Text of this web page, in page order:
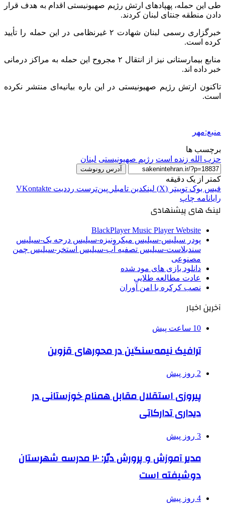
طی این حمله، پهپادهای ارتش رژیم صهیونیستی اقدام به هدف قرار
دادن منطقه جنتای لبنان کردند.
خبرگزاری رسمی لبنان شهادت ۲ غیرنظامی در این حمله را تأیید
کرده است.
منابع بیمارستانی نیز از انتقال ۲ مجروح این حمله به مراکز درمانی
خبر داده اند.
تاکنون ارتش رژیم صهیونیستی در این باره بیانیه‌ای منتشر نکرده
است.
منبع:مهر
برچسب ها
حزب الله زنده است رژیم صهیونیستی لبنان
آدرس رونوشت
کمتر از یک دقیقه
فیس بوک توییتر (X) لینکدین ‫تامبلر ‫پین‌ترست ‫رددیت ‫VKontakte
رایانامه چاپ
لینک های پیشنهادی
BlackPlayer Music Player Website
پودر سیلیس-سیلیس میکرونیزه-سیلیس درجه یک-سیلیس
سندبلاست-سیلیس تصفیه آب-سیلیس استخر-سیلیس چمن
مصنوعی
دانلود بازی های مود شده
عادت مطالعه طلایی
نصب کرکره با امن آوران
آخرین اخبار
10 ساعت پیش
ترافیک نیمه‌سنگین در محورهای قزوین
2 روز پیش
پیروزی استقلال مقابل همنام خوزستانی در
دیداری تدارکاتی
3 روز پیش
مدیر آموزش و پرورش دیّر: ۲۰ مدرسه شهرستان
دوشیفته است
4 روز پیش